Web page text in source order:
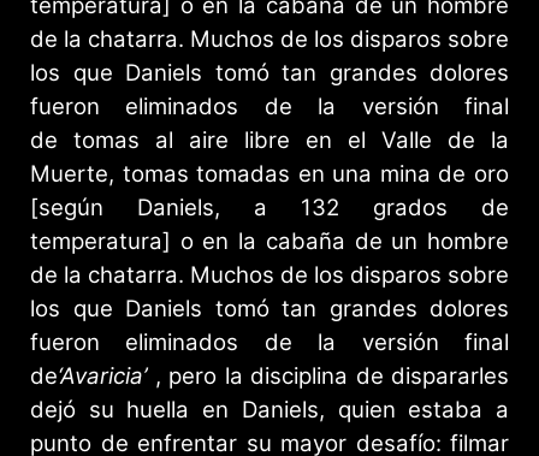
de la chatarra. Muchos de los disparos sobre
los que Daniels tomó tan grandes dolores
fueron eliminados de la versión final
de tomas al aire libre en el Valle de la
Muerte, tomas tomadas en una mina de oro
[según Daniels, a 132 grados de
temperatura] o en la cabaña de un hombre
de la chatarra. Muchos de los disparos sobre
los que Daniels tomó tan grandes dolores
fueron eliminados de la versión final
de‘Avaricia’, pero la disciplina de dispararles
dejó su huella en Daniels, quien estaba a
punto de enfrentar su mayor desafío: filmar